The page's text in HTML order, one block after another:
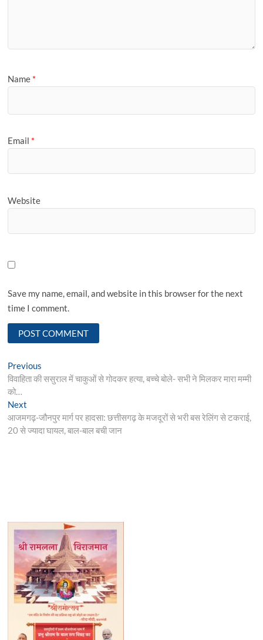
Name *
Email *
Website
Save my name, email, and website in this browser for the next
time I comment.
Post
navigation
Previous
post:
विवाहिता की ससुराल में चाकुओं से गोदकर हत्या, बच्चे बोले- सभी ने मिलकर मारा मम्मी
को…
Next
post:
आजमगढ़-जौनपुर मार्ग पर हादसा: छत्तीसगढ़ के मजदूरों से भरी बस रेलिंग से टकराई,
20 से ज्यादा घायल, बाल-बाल बची जान